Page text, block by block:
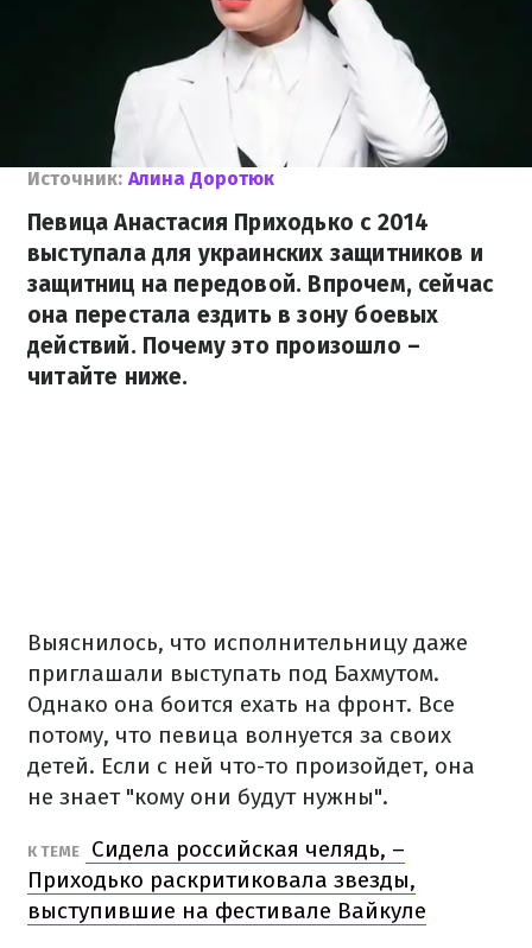
Источник: Алина Доротюк
Певица Анастасия Приходько с 2014
выступала для украинских защитников и
защитниц на передовой. Впрочем, сейчас
она перестала ездить в зону боевых
действий. Почему это произошло –
читайте ниже.
Выяснилось, что исполнительницу даже
приглашали выступать под Бахмутом.
Однако она боится ехать на фронт. Все
потому, что певица волнуется за своих
детей. Если с ней что-то произойдет, она
не знает "кому они будут нужны".
К ТЕМЕ
Сидела российская челядь, –
Приходько раскритиковала звезды,
выступившие на фестивале Вайкуле